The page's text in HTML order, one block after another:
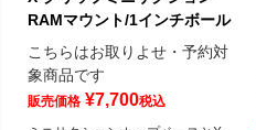
RAMマウント/1インチボール
こちらはお取りよせ・予約対
象商品です
販売価格 ¥7,700税込